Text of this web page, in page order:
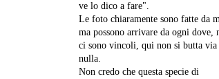
ve lo dico a fare".
Le foto chiaramente sono fatte da
ma possono arrivare da ogni dove,
ci sono vincoli, qui non si butta via
nulla.
Non credo che questa specie di